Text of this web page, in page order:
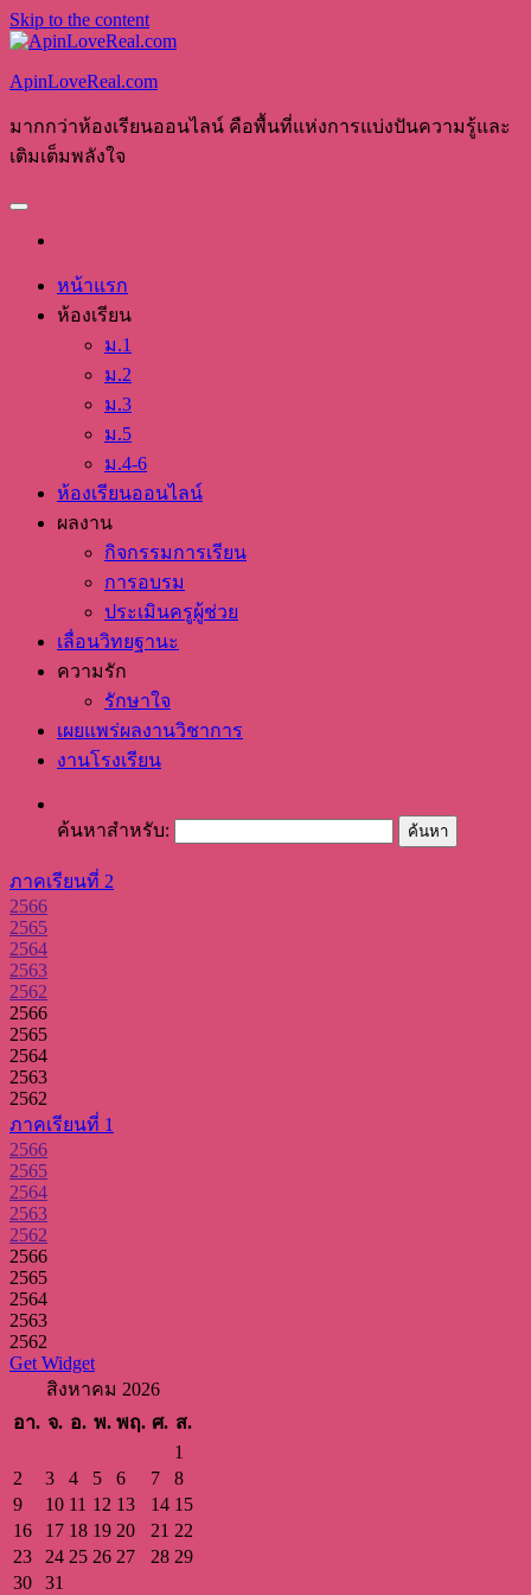
Skip to the content
ApinLoveReal.com
มากกว่าห้องเรียนออนไลน์ คือพื้นที่แห่งการแบ่งปันความรู้และ
เติมเต็มพลังใจ
หน้าแรก
ห้องเรียน
ม.1
ม.2
ม.3
ม.5
ม.4-6
ห้องเรียนออนไลน์
ผลงาน
กิจกรรมการเรียน
การอบรม
ประเมินครูผู้ช่วย
เลื่อนวิทยฐานะ
ความรัก
รักษาใจ
เผยแพร่ผลงานวิชาการ
งานโรงเรียน
ค้นหาสำหรับ:
ภาคเรียนที่ 2
2566
2565
2564
2563
2562
2566
2565
2564
2563
2562
ภาคเรียนที่ 1
2566
2565
2564
2563
2562
2566
2565
2564
2563
2562
Get Widget
สิงหาคม 2026
อา. จ. อ. พ. พฤ. ศ. ส.
1
2
3 4 5 6 7
8
9
10 11 12 13 14 15
16
17 18 19 20 21 22
23
24 25 26 27 28 29
30
31